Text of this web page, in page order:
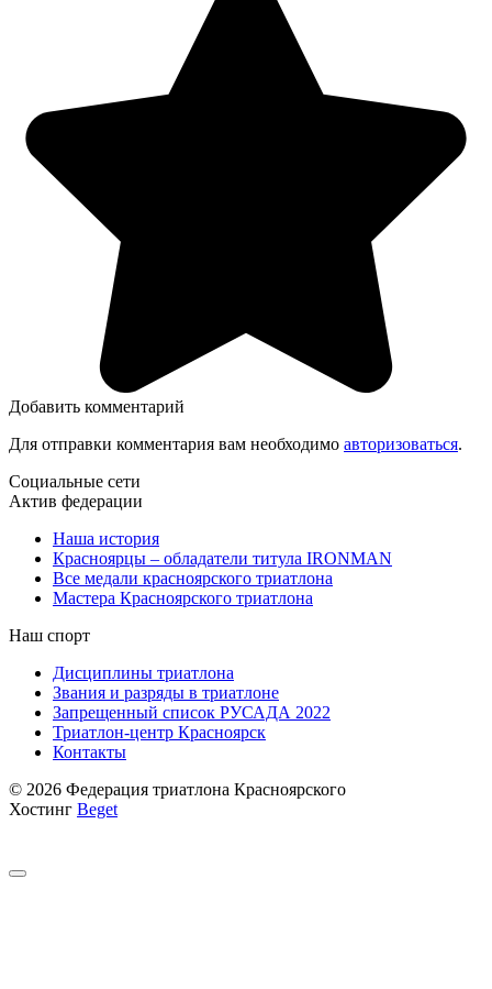
Добавить комментарий
Для отправки комментария вам необходимо авторизоваться.
Социальные сети
Актив федерации
Наша история
Красноярцы – обладатели титула IRONMAN
Все медали красноярского триатлона
Мастера Красноярского триатлона
Наш спорт
Дисциплины триатлона
Звания и разряды в триатлоне
Запрещенный список РУСАДА 2022
Триатлон-центр Красноярск
Контакты
© 2026 Федерация триатлона Красноярского
Хостинг Beget